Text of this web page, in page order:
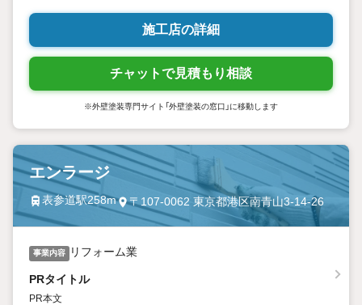
施工店の詳細
チャットで見積もり相談
※外壁塗装専門サイト「外壁塗装の窓口」に移動します
エンラージ
表参道駅258m 〒107-0062 東京都港区南青山3-14-26
事業内容 リフォーム業
PRタイトル
PR本文